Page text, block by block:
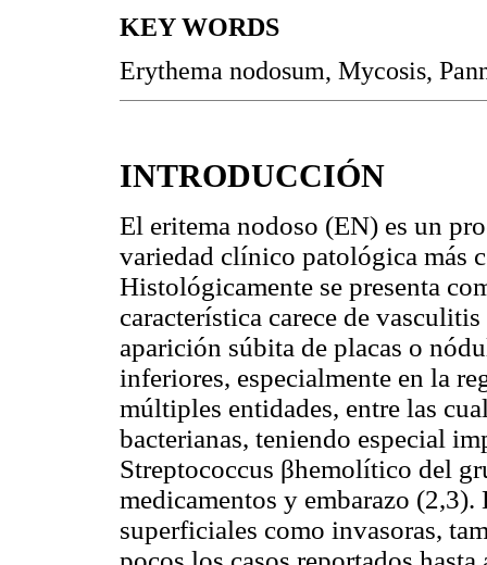
KEY WORDS
Erythema nodosum, Mycosis,
INTRODUCCIÓN
El eritema nodoso (EN) es un
variedad clínico patológica más
Histológicamente se presenta
característica carece de
aparición súbita de placas o
inferiores, especialmente en la
múltiples entidades, entre las
bacterianas, teniendo especial
Streptococcus βhemolítico del
medicamentos y embarazo
superficiales como invasoras,